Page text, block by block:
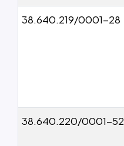
38.640.219/0001-28
38.640.220/0001-52